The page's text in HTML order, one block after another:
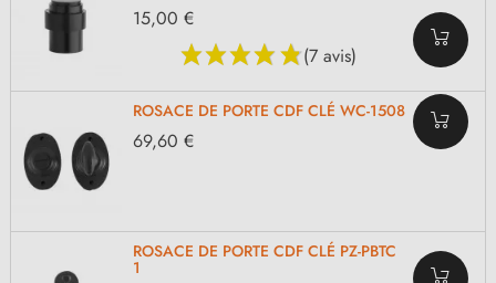
(7 avis)
15,00 €
ROSACE DE PORTE CDF CLÉ WC-1508
69,60 €
ROSACE DE PORTE CDF CLÉ PZ-PBTC
1